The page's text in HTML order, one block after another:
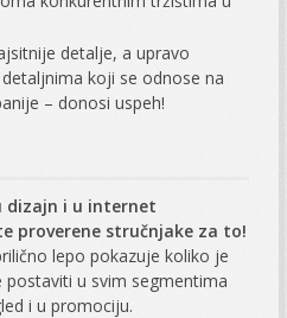
detalje, a upravo
koji se odnose na
– donosi uspeh!
dizajn i u internet
proverene stručnjake za to!
lepo pokazuje koliko je
u svim segmentima
i u promociju.